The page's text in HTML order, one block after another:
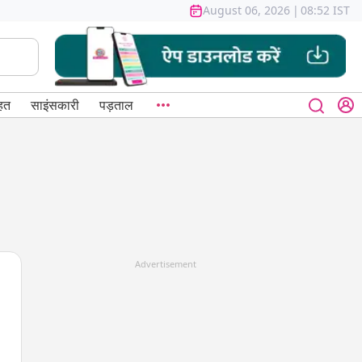
August 06, 2026 | 08:52 IST
साइंसकारी पड़ताल
Advertisement